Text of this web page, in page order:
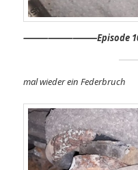
⸻⸻⸻
mal wieder ein Federbruch